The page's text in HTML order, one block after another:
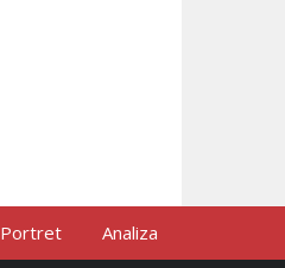
Portret Analiza